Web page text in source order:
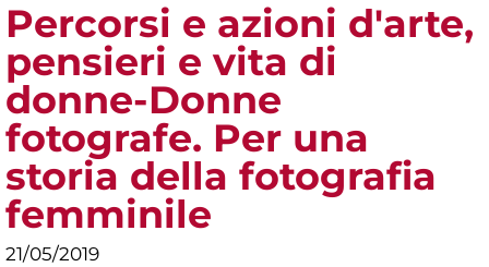
Percorsi e azioni d'arte,
pensieri e vita di
donne-Donne
fotografe. Per una
storia della fotografia
femminile
21/05/2019